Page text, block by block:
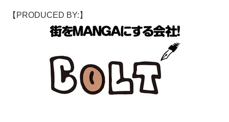
【PRODUCED BY:】